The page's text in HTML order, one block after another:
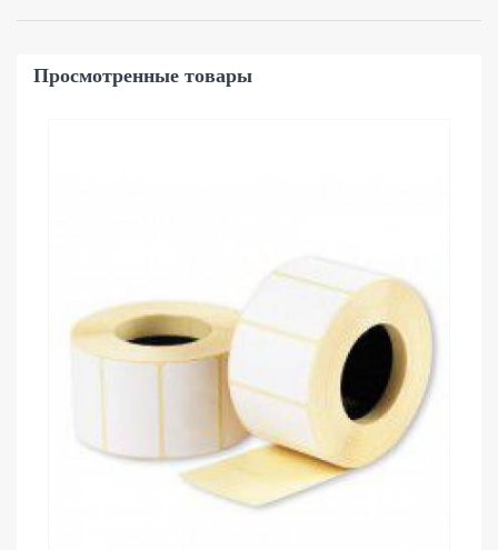
Просмотренные товары